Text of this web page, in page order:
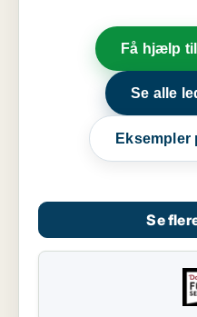
Få hjælp
Se alle
Eksempler
Se